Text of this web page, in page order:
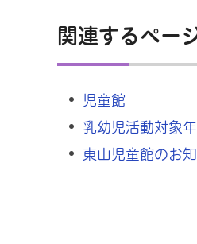
関連するペー
児童館
乳幼児活動対象
東山児童館のお